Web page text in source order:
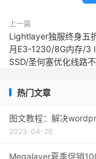
上一篇
Lightlayer独服终身五
月E3-1230/8G内存/3
SSD/圣何塞优化线路
热门文章
图文教程：解决
2023-04-26
Megalayer夏季促销